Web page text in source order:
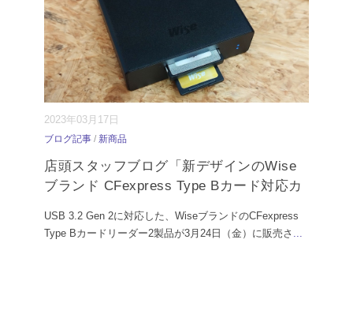
2023年03月17日
ブログ記事 / 新商品
店頭スタッフブログ「新デザインのWise
ブランド CFexpress Type Bカード対応カ
USB 3.2 Gen 2に対応した、WiseブランドのCFexpress
Type Bカードリーダー2製品が3月24日（金）に販売さ ...